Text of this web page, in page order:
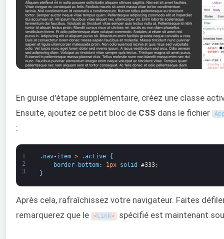
En guise d'étape supplémentaire, créez une classe
Ensuite, ajoutez ce petit bloc de CSS dans le fichier
:
1
2
3
. nav-item > .active
{
border- bottom: 1px solid
#333;
}
Après cela, rafraîchissez votre navigateur. Faites
remarquerez que le
<Link> spécifié est maintenant